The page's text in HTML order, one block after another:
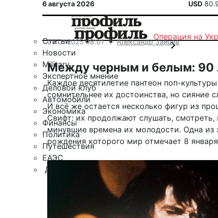
6 августа 2026 USD
Статьи
Новости
Military
Экспертное мнение
Деловой клуб
Автомобили
Экономика
Финансы
Политика
Путешествия
ЕАЭС
Другие рубрики
Спецпроект «Юрий Мамлеев»
Календарь событий
Зарубежье
Операция на
08.01.2025 08:01 Александр Зайцев
Между черным и белым: 90
Каждое десятилетие пантеон поп-
сомнительнее их достоинства, но сияние
И всё же остается несколько фигур из
Свифт: их продолжают слушать, смотреть,
минувшие времена их молодости. Одна из
рождения которого мир отмечает 8